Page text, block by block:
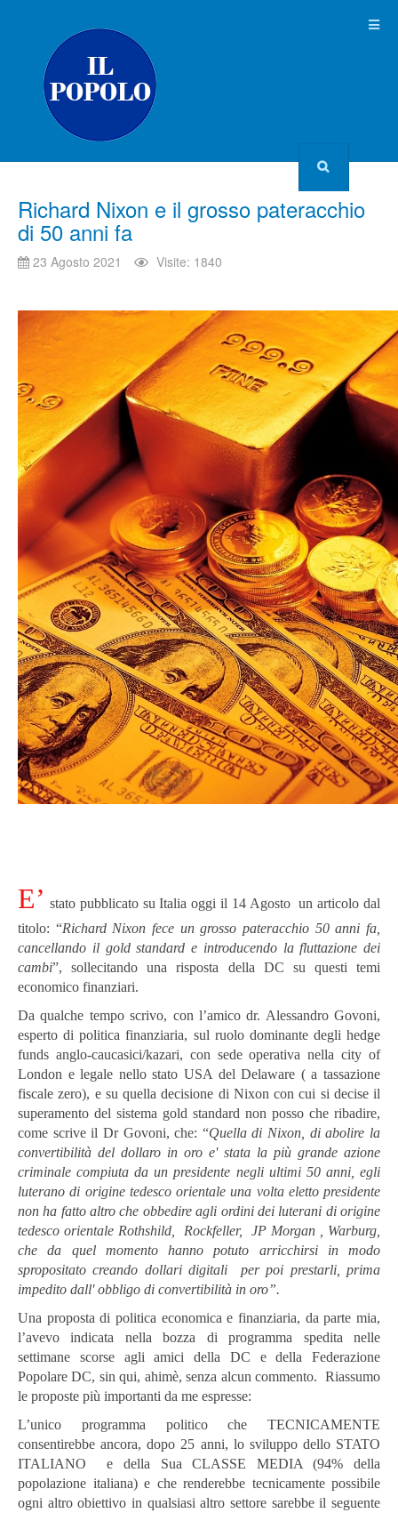
Richard Nixon e il grosso pateracchio
di 50 anni fa
23 Agosto 2021 Visite: 1840
E’ stato pubblicato su Italia oggi il 14 Agosto un articolo dal
titolo: “Richard Nixon fece un grosso pateracchio 50 anni fa,
cancellando il gold standard e introducendo la fluttazione dei
cambi”, sollecitando una risposta della DC su questi temi
economico finanziari.
Da qualche tempo scrivo, con l’amico dr. Alessandro Govoni,
esperto di politica finanziaria, sul ruolo dominante degli hedge
funds anglo-caucasici/kazari, con sede operativa nella city of
London e legale nello stato USA del Delaware ( a tassazione
fiscale zero), e su quella decisione di Nixon con cui si decise il
superamento del sistema gold standard non posso che ribadire,
come scrive il Dr Govoni, che: “Quella di Nixon, di abolire la
convertibilità del dollaro in oro e' stata la più grande azione
criminale compiuta da un presidente negli ultimi 50 anni, egli
luterano di origine tedesco orientale una volta eletto presidente
non ha fatto altro che obbedire agli ordini dei luterani di origine
tedesco orientale Rothshild, Rockfeller, JP Morgan , Warburg,
che da quel momento hanno potuto arricchirsi in modo
spropositato creando dollari digitali per poi prestarli, prima
impedito dall' obbligo di convertibilità in oro”.
Una proposta di politica economica e finanziaria, da parte mia,
l’avevo indicata nella bozza di programma spedita nelle
settimane scorse agli amici della DC e della Federazione
Popolare DC, sin qui, ahimè, senza alcun commento. Riassumo
le proposte più importanti da me espresse:
L’unico programma politico che TECNICAMENTE
consentirebbe ancora, dopo 25 anni, lo sviluppo dello STATO
ITALIANO e della Sua CLASSE MEDIA (94% della
popolazione italiana) e che renderebbe tecnicamente possibile
ogni altro obiettivo in qualsiasi altro settore sarebbe il seguente